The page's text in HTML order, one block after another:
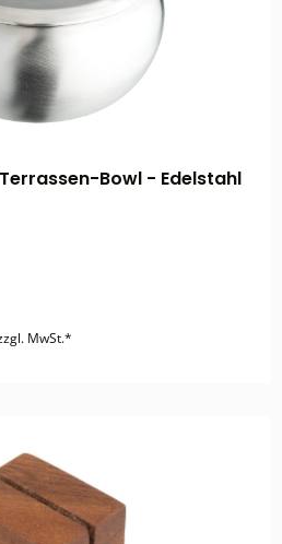
Bowl - Edelstahl
MwSt.*